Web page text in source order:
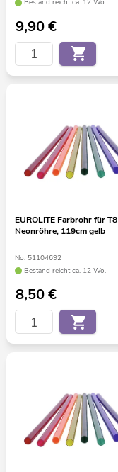
Bestand reicht ca. 12 Wo.
9,90€
EUROLITE Farbrohr für T8
Neonröhre, 119cm gelb
No. 51104692
Bestand reicht ca. 12 Wo.
8,50€